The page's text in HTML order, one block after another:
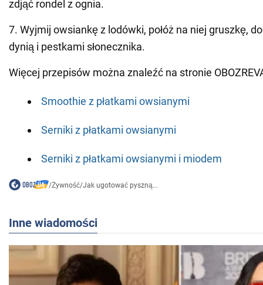
zdjąć rondel z ognia.
7. Wyjmij owsiankę z lodówki, połóż na niej gruszkę,
dynią i pestkami słonecznika.
Więcej przepisów można znaleźć na stronie
Smoothie z płatkami owsianymi
Serniki z płatkami owsianymi
Serniki z płatkami owsianymi i miodem
/Żywność/Jak ugotować pyszną...
Inne wiadomości